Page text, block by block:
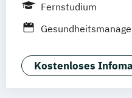
Dortmund
Fernstudium
Sozialmanagement
Kostenloses